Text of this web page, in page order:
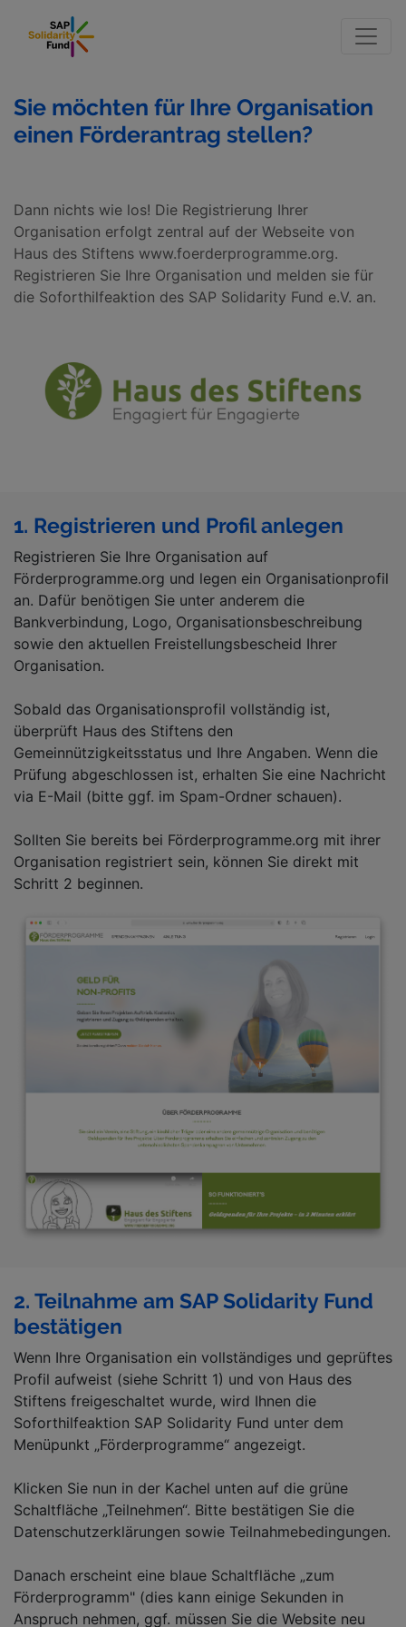
Seite
Klicken Sie, um die Navigation zu überspringen und
Sie möchten für Ihre Organisation
einen Förderantrag stellen?
Dann nichts wie los! Die Registrierung Ihrer
Organisation erfolgt zentral auf der Webseite von
Haus des Stiftens www.foerderprogramme.org.
Registrieren Sie Ihre Organisation und melden sie für
die Soforthilfeaktion des SAP Solidarity Fund e.V. an.
1. Registrieren und Profil anlegen
Registrieren Sie Ihre Organisation auf
Förderprogramme.org und legen ein Organisationprofil
an. Dafür benötigen Sie unter anderem die
Bankverbindung, Logo, Organisationsbeschreibung
sowie den aktuellen Freistellungsbescheid Ihrer
Organisation.
Sobald das Organisationsprofil vollständig ist,
überprüft Haus des Stiftens den
Gemeinnützigkeitsstatus und Ihre Angaben. Wenn die
Prüfung abgeschlossen ist, erhalten Sie eine Nachricht
via E-Mail (bitte ggf. im Spam-Ordner schauen).
Sollten Sie bereits bei Förderprogramme.org mit ihrer
Organisation registriert sein, können Sie direkt mit
Schritt 2 beginnen.
2. Teilnahme am SAP Solidarity Fund
bestätigen
Wenn Ihre Organisation ein vollständiges und geprüftes
Profil aufweist (siehe Schritt 1) und von Haus des
Stiftens freigeschaltet wurde, wird Ihnen die
Soforthilfeaktion SAP Solidarity Fund unter dem
Menüpunkt „Förderprogramme“ angezeigt.
Klicken Sie nun in der Kachel unten auf die grüne
Schaltfläche „Teilnehmen“. Bitte bestätigen Sie die
Datenschutzerklärungen sowie Teilnahmebedingungen.
Danach erscheint eine blaue Schaltfläche „zum
Förderprogramm" (dies kann einige Sekunden in
Anspruch nehmen, ggf. müssen Sie die Website neu